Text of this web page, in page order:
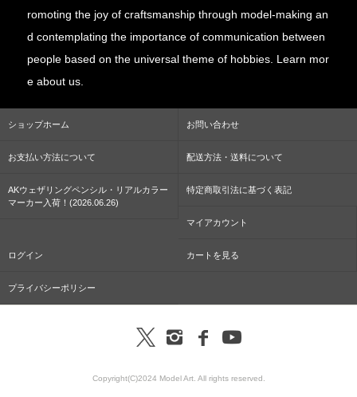
romoting the joy of craftsmanship through model-making an
d contemplating the importance of communication between
people based on the universal theme of hobbies. Learn mor
e about us.
ショップホーム お問い合わせ
お支払い方法について 配送方法・送料について
AKウェザリングペンシル・リアルカラー
マーカー入荷！(2026.06.26)
特定商取引法に基づく表記
マイアカウント
ログイン カートを見る
プライバシーポリシー
Copyright(C)2024 Model Art. All rights reserved.